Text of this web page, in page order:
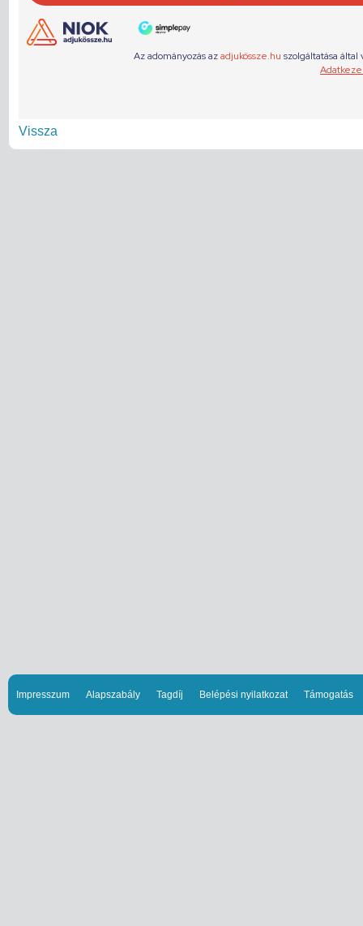
Vissza
Impresszum Alapszabály Tagdíj Belépési nyilatkozat Támogatás